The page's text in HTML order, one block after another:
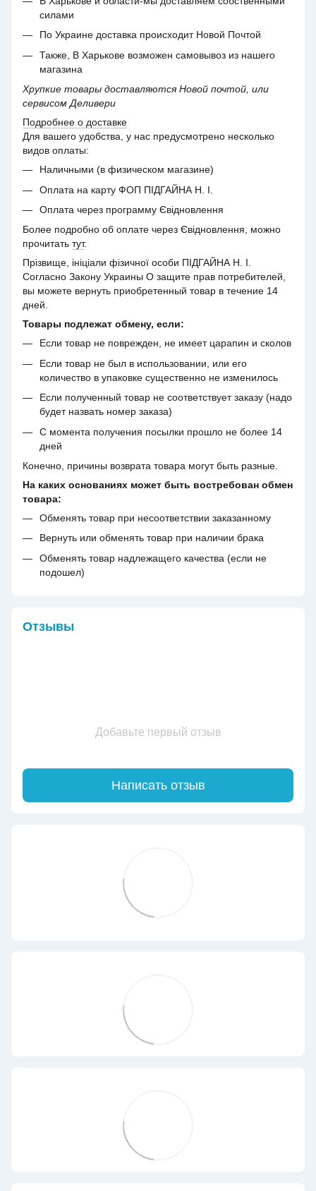
силами
По Украине доставка происходит Новой Почтой
Также, В Харькове возможен самовывоз из нашего
магазина
Хрупкие товары доставляются Новой почтой, или
сервисом Деливери
Подробнее о доставке
Для вашего удобства, у нас предусмотрено несколько
видов оплаты:
Наличными (в физическом магазине)
Оплата на карту ФОП ПІДГАЙНА Н. І.
Оплата через программу Євідновлення
Более подробно об оплате через Євідновлення, можно
прочитать тут.
Прізвище, ініціали фізичної особи ПІДГАЙНА Н. І.
Согласно Закону Украины О защите прав потребителей,
вы можете вернуть приобретенный товар в течение 14
дней.
Товары подлежат обмену, если:
Если товар не поврежден, не имеет царапин и сколов
Если товар не был в использовании, или его
количество в упаковке существенно не изменилось
Если полученный товар не соответствует заказу (надо
будет назвать номер заказа)
С момента получения посылки прошло не более 14
дней
Конечно, причины возврата товара могут быть разные.
На каких основаниях может быть востребован обмен
товара:
Обменять товар при несоответствии заказанному
Вернуть или обменять товар при наличии брака
Обменять товар надлежащего качества (если не
подошел)
Отзывы
Добавьте первый отзыв
Написать отзыв